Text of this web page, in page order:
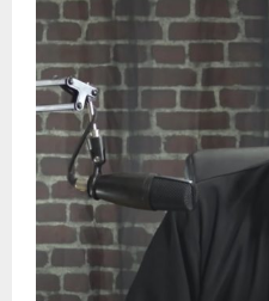
Y
M
E
N
U